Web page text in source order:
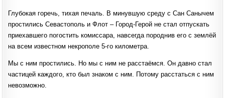
Глубокая горечь, тихая печаль. В минувшую среду с Сан Санычем
простились Севастополь и Флот – Город-Герой не стал отпускать
приехавшего погостить комиссара, навсегда породнив его с землёй
на всем известном некрополе 5-го километра.
Мы с ним простились. Но мы с ним не расстаёмся. Он давно стал
частицей каждого, кто был знаком с ним. Потому расстаться с ним
невозможно.